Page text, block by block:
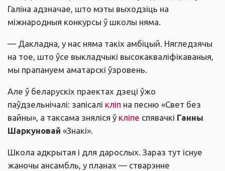
Галіна адзначае, што мэты выходзіць на
міжнародныя конкурсы ў школы няма.
— Дакладна, у нас няма такіх амбіцый. Нягледзячы
на тое, што ўсе выкладчыкі высокакваліфікаваныя,
мы прапануем аматарскі ўзровень.
Але ў беларускіх праектах дзеці ўжо
паўдзельнічалі: запісалі кліп на песню «Свет без
вайны», а таксама зняліся ў кліпе спявачкі Ганны
Шаркуновай «Знакі».
Школа адкрытая і для дарослых. Зараз тут існуе
жаночы ансамбль, у планах — стварэнне